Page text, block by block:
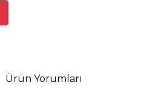
Ürün Yorumları